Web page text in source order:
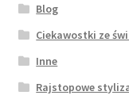
Blog
Ciekawostki ze
Inne
Rajstopowe